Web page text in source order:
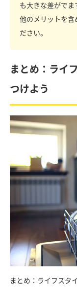
も大きな差がで
他のメリットを含
ださい。
まとめ：ライ
つけよう
まとめ：ライフスタ